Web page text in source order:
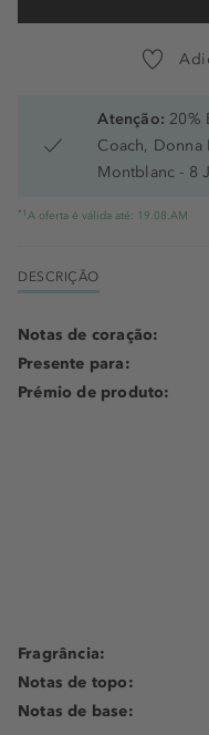
Atenção: 20%
Coach, Donna
Montblanc - 8
*1 A oferta é válida até: 19.08.AM
DESCRIÇÃO
Notas de coração:
Presente para:
Prémio de produto:
Fragrância:
Notas de topo:
Notas de base: